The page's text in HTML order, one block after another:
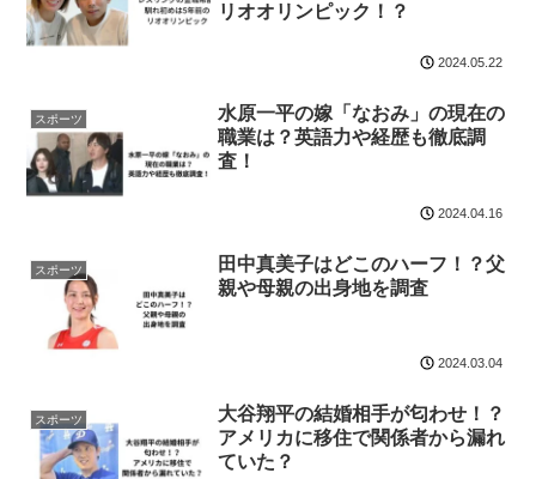
リオオリンピック！？
2024.05.22
スポーツ
水原一平の嫁「なおみ」の現在の
職業は？英語力や経歴も徹底調
査！
2024.04.16
スポーツ
田中真美子はどこのハーフ！？父
親や母親の出身地を調査
2024.03.04
スポーツ
大谷翔平の結婚相手が匂わせ！？
アメリカに移住で関係者から漏れ
ていた？